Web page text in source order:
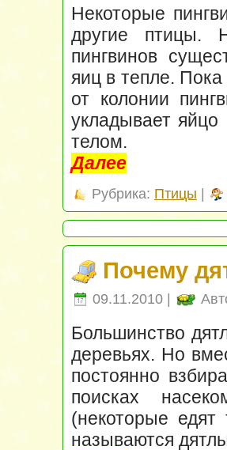
Некоторые
другие птицы.
пингвинов
яиц в тепле.
от колонии
укладывает
телом.
Далее
Рубрика: Птицы
Почему
09.11.2010 |
Большинство
деревьях. Но
постоянно
поисках
(некоторые
называются